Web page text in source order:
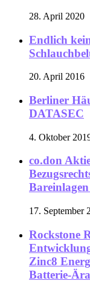
28. April 2020
Endlich
20. April 2016
Berliner
DATASEC
4. Oktober
co.don
17. September
Rockstone
Zinc8
Batterie-